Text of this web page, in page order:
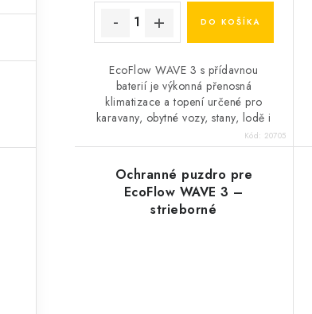
k
t
o
v
DO KOŠÍKA
EcoFlow WAVE 3 s přídavnou
baterií je výkonná přenosná
klimatizace a topení určené pro
karavany, obytné vozy, stany, lodě i
chaty. Nabízí chladicí výkon 6100
BTU, topný výkon...
Kód: 20705
Ochranné puzdro pre
EcoFlow WAVE 3 –
strieborné